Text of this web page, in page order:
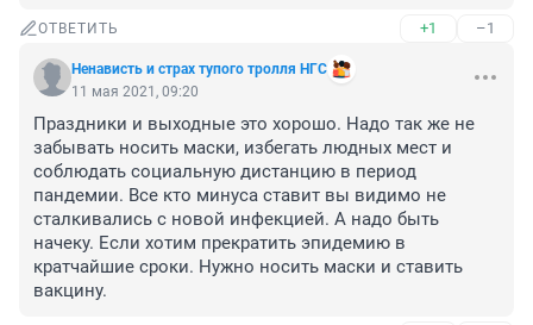
ОТВЕТИТЬ +1 –1
Ненависть и страх тупoго тролля НГС
11 мая 2021, 09:20
Праздники и выходные это хорошо. Надо так же не
забывать носить маски, избегать людных мест и
соблюдать социальную дистанцию в период
пандемии. Все кто минуса ставит вы видимо не
сталкивались с новой инфекцией. А надо быть
начеку. Если хотим прекратить эпидемию в
кратчайшие сроки. Нужно носить маски и ставить
вакцину.